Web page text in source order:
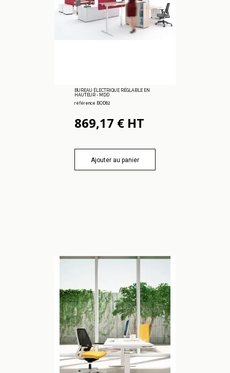
BUREAU ÉLECTRIQUE RÉGLABLE EN
HAUTEUR - MDD
référence BOD62
869,17 € HT
Ajouter au panier